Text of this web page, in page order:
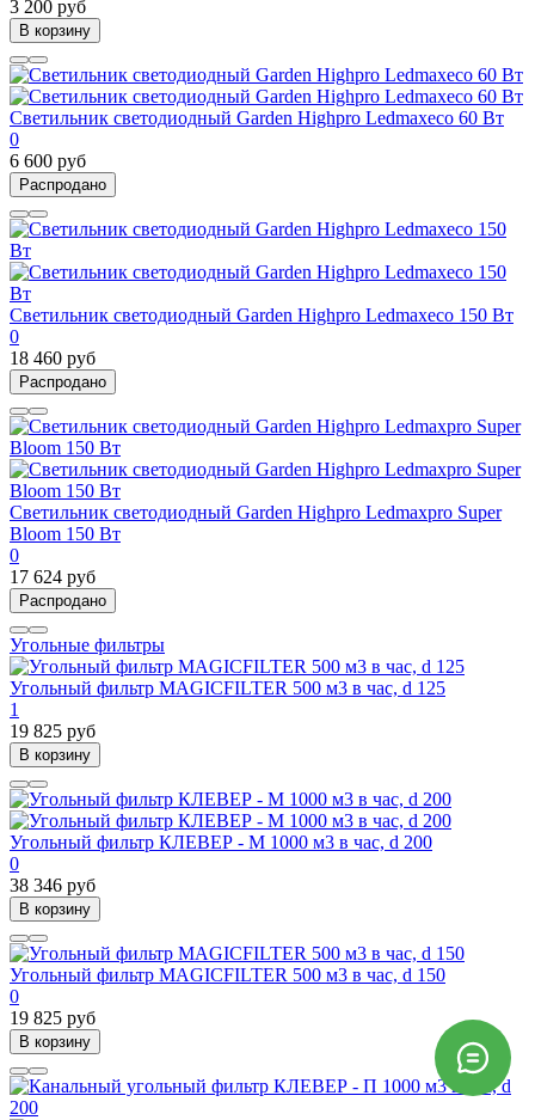
3 200 руб
В корзину
Светильник светодиодный Garden Highpro Ledmaxeco 60 Вт
0
6 600 руб
Распродано
Светильник светодиодный Garden Highpro Ledmaxeco 150 Вт
0
18 460 руб
Распродано
Светильник светодиодный Garden Highpro Ledmaxpro Super
Bloom 150 Вт
0
17 624 руб
Распродано
Угольные фильтры
Угольный фильтр MAGICFILTER 500 м3 в час, d 125
1
19 825 руб
В корзину
Угольный фильтр КЛЕВЕР - М 1000 м3 в час, d 200
0
38 346 руб
В корзину
Угольный фильтр MAGICFILTER 500 м3 в час, d 150
0
19 825 руб
В корзину